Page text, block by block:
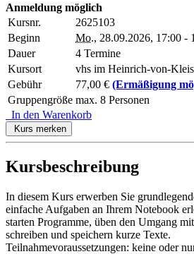
Anmeldung möglich
Kursnr.
2625103
Beginn
Mo., 28.09.2026, 17:00 -
Dauer
4 Termine
Kursort
vhs im Heinrich-von-
Gebühr
77,00 € (Ermäßigung
Gruppengröße max. 8 Personen
In den Warenkorb
Kurs merken
Kursbeschreibung
In diesem Kurs erwerben Sie
einfache Aufgaben an Ihrem Notebook
starten Programme, üben den Umgang
schreiben und speichern kurze Texte.
Teilnahmevoraussetzungen: keine oder